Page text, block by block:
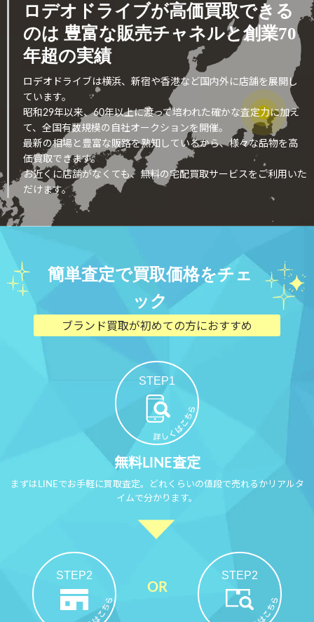
ロデオドライブが高価買取できる
のは 豊富な販売チャネルと創業70
年超の実績
ロデオドライブは横浜、新宿や香港など国内外に店舗を展開し
ています。
昭和29年以来、60年以上に渡って培われた確かな査定力に加え
て、全国有数規模の自社オークションを開催。
最新の相場と豊富な販路を熟知しているから、様々な品物を高
価買取できます。
お近くに店舗がなくても、無料の宅配買取サービスをご利用いた
だけます。
簡単査定で買取価格をチェ
ック
ブランド買取が初めての方におすすめ
STEP1
無料LINE査定
まずはLINEでお手軽に買取査定。どれくらいの値段で売れるかリアルタ
イムで分かります。
STEP2 STEP2